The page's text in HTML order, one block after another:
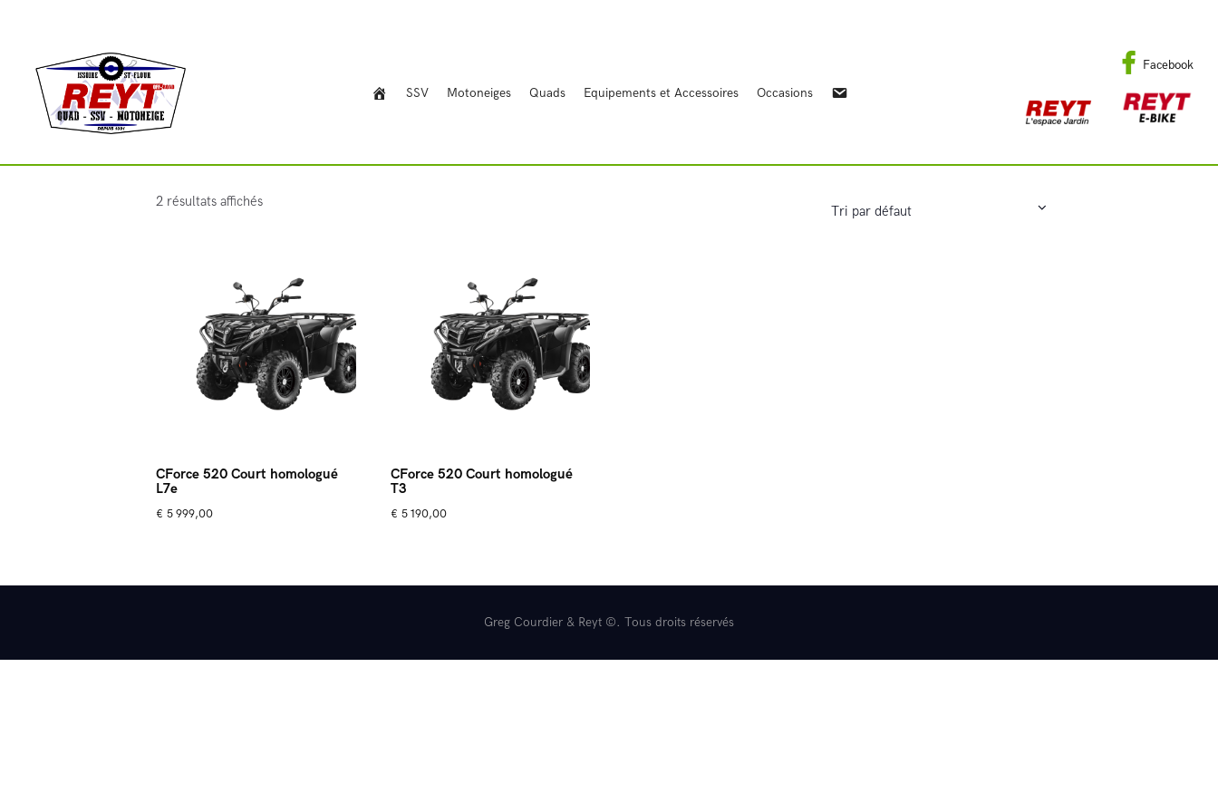
SSV Motoneiges Quads Equipements et Accessoires Occasions
Facebook
Quads
Motoneige
Equipements et
Accessoires
Contact
2 résultats affichés
CForce 520 Court homologué
L7e
€ 5 999,00
CForce 520 Court homologué
T3
€ 5 190,00
Greg Courdier & Reyt ©. Tous droits réservés